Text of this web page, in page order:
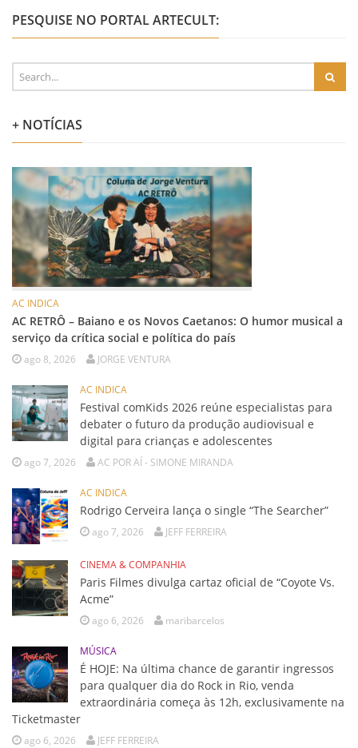
PESQUISE NO PORTAL ARTECULT:
+ NOTÍCIAS
AC INDICA
AC RETRÔ – Baiano e os Novos Caetanos: O humor musical a
serviço da crítica social e política do país
ago 8, 2026 JORGE VENTURA
AC INDICA
Festival comKids 2026 reúne especialistas para
debater o futuro da produção audiovisual e
digital para crianças e adolescentes
ago 7, 2026 AC POR AÍ - SIMONE MIRANDA
AC INDICA
Rodrigo Cerveira lança o single “The Searcher”
ago 7, 2026 JEFF FERREIRA
CINEMA & COMPANHIA
Paris Filmes divulga cartaz oficial de “Coyote Vs.
Acme”
ago 6, 2026 maribarcelos
MÚSICA
É HOJE: Na última chance de garantir ingressos
para qualquer dia do Rock in Rio, venda
extraordinária começa às 12h, exclusivamente na
Ticketmaster
ago 6, 2026 JEFF FERREIRA